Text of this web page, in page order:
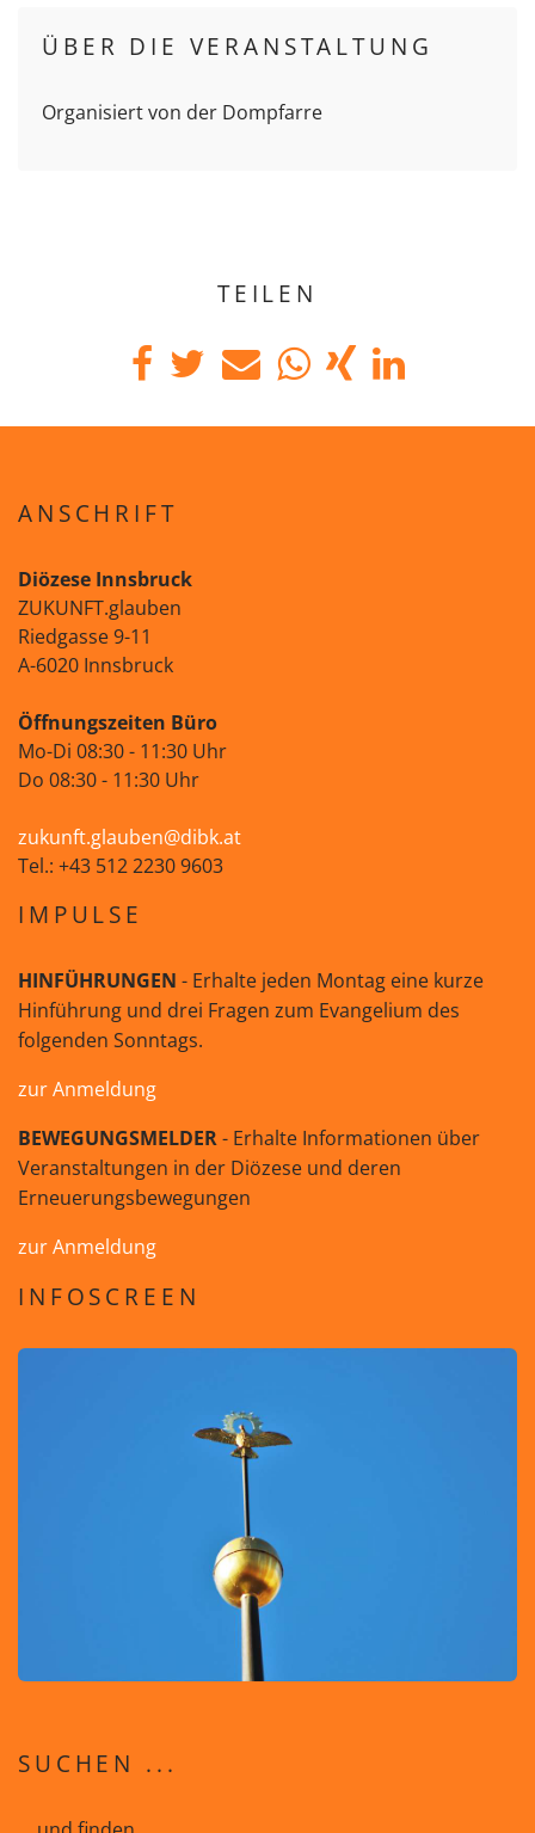
ÜBER DIE VERANSTALTUNG
Organisiert von der Dompfarre
TEILEN
ANSCHRIFT
Diözese Innsbruck
ZUKUNFT.glauben
Riedgasse 9-11
A-6020 Innsbruck
Öffnungszeiten Büro
Mo-Di 08:30 - 11:30 Uhr
Do 08:30 - 11:30 Uhr
zukunft.glauben@dibk.at
Tel.: +43 512 2230 9603
IMPULSE
HINFÜHRUNGEN - Erhalte jeden Montag eine kurze
Hinführung und drei Fragen zum Evangelium des
folgenden Sonntags.
zur Anmeldung
BEWEGUNGSMELDER- Erhalte Informationen über
Veranstaltungen in der Diözese und deren
Erneuerungsbewegungen
zur Anmeldung
INFOSCREEN
SUCHEN ...